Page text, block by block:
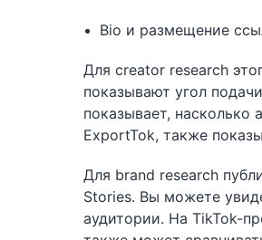
Bio и размещение
Для creator research
показывают угол
показывает, насколько
ExportTok, также
Для brand research
Stories. Вы можете
аудитории. На TikTok-